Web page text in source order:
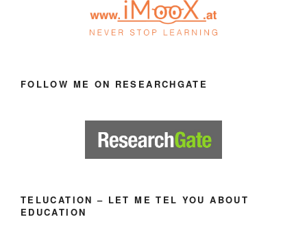
FOLLOW ME ON RESEARCHGATE
TELUCATION – LET ME TEL YOU ABOUT
EDUCATION